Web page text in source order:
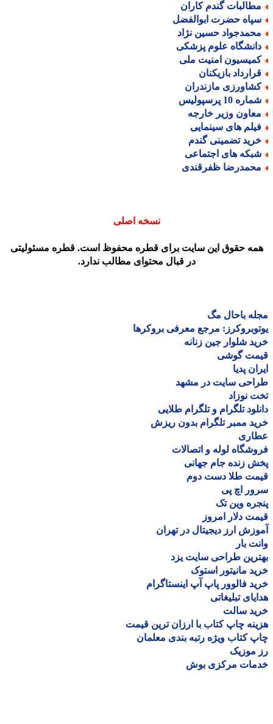
گندم کاران
حضرت ابوالفضل
حسین نژاد
علوم پزشکی
امنیت ملی
بازیکنان
مازندران
10 پرسپولیس
وزیر خارجه
های سینمایی
تضمینی گندم
های اجتماعی
ظفرقندی
نسخه اصلی
حقوق این سایت برای قطره محفوظ است. قطره مسئولیتی
در قبال محتوای مطالب ندارد.
باحال مگ
مرجع معرفی بروکرها
شلوار جین زنانه
گوشی
پدیا
سایت در مشهد
نوزاد
تلگرام و تلگرام طلایی
ممبر تلگرام بدون ریزش
لوله و اتصالات
زنده جام جهانی
طلا دست دوم
اچ پی
وین تک
دلار امروز
ارز دیجیتال در تهران
بار
طراحی سایت یزد
مانیتور استوک
فالوور پاپ آپ اینستاگرام
تبلیغاتی
سالت
چاپ کتاب با ارزان ترین قیمت
کتاب ویژه رتبه بندی معلمان
موزیک
مرکزی بوش